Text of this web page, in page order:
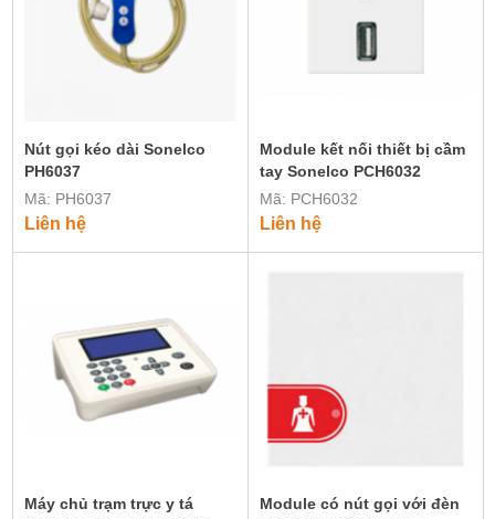
Nút gọi kéo dài Sonelco
PH6037
Mã: PH6037
Liên hệ
Module kết nối thiết bị cầm
tay Sonelco PCH6032
Mã: PCH6032
Liên hệ
Máy chủ trạm trực y tá
Module có nút gọi với đèn